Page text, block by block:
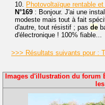
10. Photovoltaïque rentable
N°169 : Bonjour. J'ai une
modeste mais tout à fait
d'autre, tout résistif ; pas de
d'électronique ! 100% fiable...
>>> Résultats suivants pour :
Images d'illustration du forum